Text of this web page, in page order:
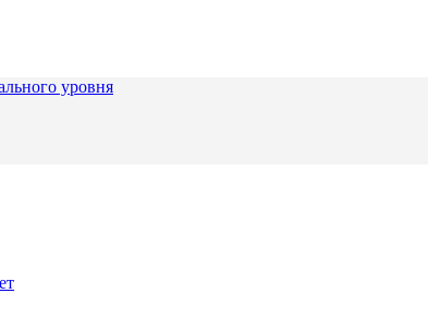
уровня